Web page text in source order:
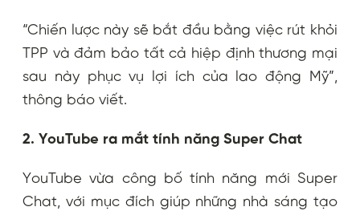
“Chiến lược này sẽ bắt đầu bằng việc rút khỏi
TPP và đảm bảo tất cả hiệp định thương mại
sau này phục vụ lợi ích của lao động Mỹ”,
thông báo viết.
2. YouTube ra mắt tính năng Super Chat
YouTube vừa công bố tính năng mới Super
Chat, với mục đích giúp những nhà sáng tạo